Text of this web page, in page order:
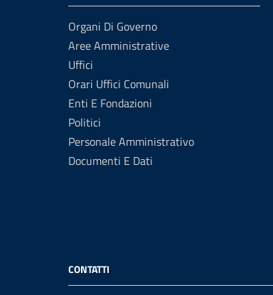
Organi Di Governo
Aree Amministrative
Uffici
Orari Uffici Comunali
Enti E Fondazioni
Politici
Personale Amministrativo
Documenti E Dati
CONTATTI